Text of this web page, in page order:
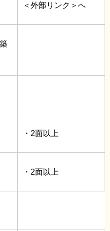
＜外部リンク＞ へ
・2面以上
・2面以上